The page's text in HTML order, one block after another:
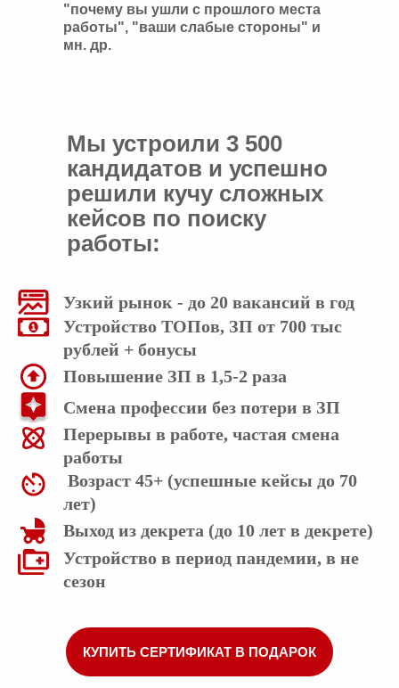
"почему вы ушли с прошлого места
работы", "ваши слабые стороны" и
мн. др.
Мы устроили 3 500
кандидатов и успешно
решили кучу сложных
кейсов по поиску
работы:
Узкий рынок - до 20 вакансий в год
Устройство ТОПов, ЗП от 700 тыс
рублей + бонусы
Повышение ЗП в 1,5-2 раза
Смена профессии без потери в ЗП
Перерывы в работе, частая смена
работы
Возраст 45+ (успешные кейсы до 70
лет)
Выход из декрета (до 10 лет в декрете)
Устройство в период пандемии, в не
сезон
КУПИТЬ СЕРТИФИКАТ В ПОДАРОК